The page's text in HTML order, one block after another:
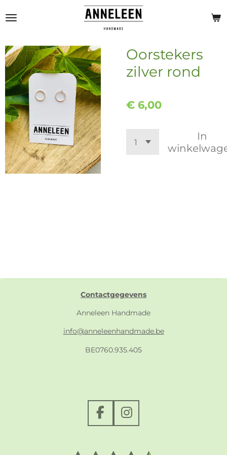
direct
de
hoofdinhoud
Oorstekers
zilver rond
€ 6,00
In
Contactgegevens
Anneleen Handmade
info@anneleenhandmade.be
BE0760.935.405
F
a
I
n